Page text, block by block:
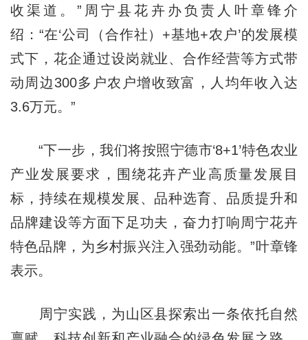
收渠道。”周宁县花卉办负责人叶章锋介
绍：“在‘公司（合作社）+基地+农户’的发展模
式下，花企通过设岗就业、合作经营等方式带
动周边300多户农户增收致富，人均年收入达
3.6万元。”
“下一步，我们将按照宁德市‘8+1’特色农业
产业发展要求，围绕花卉产业高质量发展目
标，持续在规模发展、品种选育、品质提升和
品牌建设等方面下足功夫，奋力打响周宁花卉
特色品牌，为乡村振兴注入强劲动能。”叶章锋
表示。
周宁实践，为山区县探索出一条依托自然